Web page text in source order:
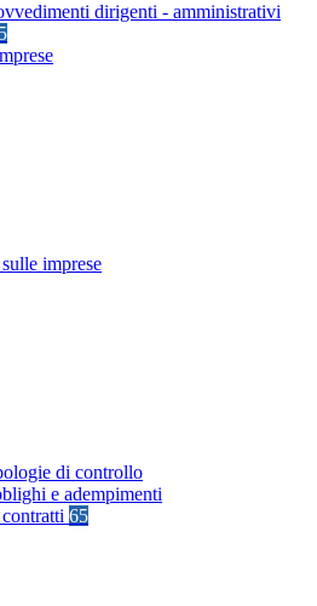
dirigenti - amministrativi
imprese
di controllo
e adempimenti
65